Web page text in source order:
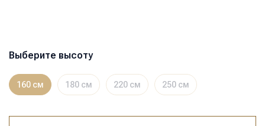
Выберите высоту
160 см 180 см 220 см 250 см